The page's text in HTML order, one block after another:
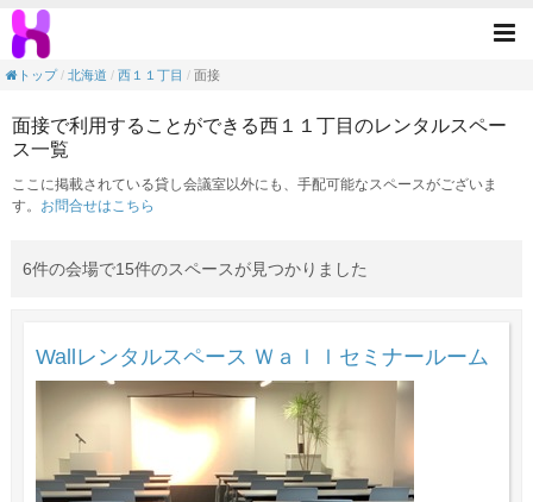
面接の目的で利用できる西１１丁目駅のレ
トップ
北海道 西１１丁目 面接
面接で利用することができる西１１丁目のレンタルスペー
ス一覧
ここに掲載されている貸し会議室以外にも、手配可能なスペースがございま
す。 お問合せはこちら
6件の会場で15件のスペースが見つかりました
Wallレンタルスペース Ｗａｌｌセミナールーム